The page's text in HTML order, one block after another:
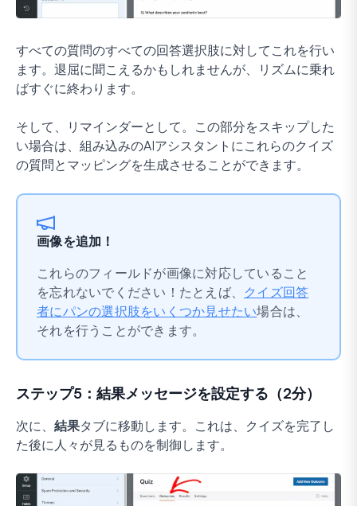
すべての質問のすべての回答選択肢に対してこれを行い
ます。退屈に聞こえるかもしれませんが、リズムに乗れ
ばすぐに終わります。
そして、リマインダーとして。この部分をスキップした
い場合は、組み込みのAIアシスタントにこれらのクイズ
の質問とマッピングを生成させることができます。
画像を追加！
これらのフィールドが画像に対応していること
を忘れないでください！たとえば、 クイズ回答
者にパンの選択肢をいくつか見せたい場合は、
それを行うことができます。
ステップ5：結果メッセージを設定する（2分）
次に、 結果タブに移動します。これは、クイズを完了し
た後に人々が見るものを制御します。